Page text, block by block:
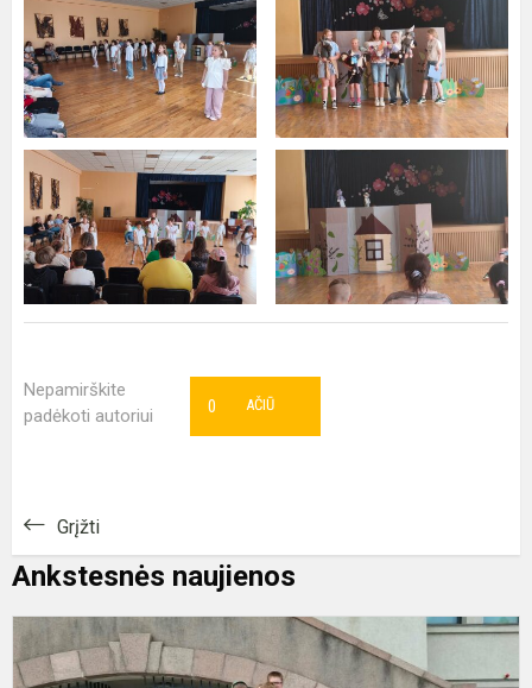
Nepamirškite
padėkoti autoriui
AČIŪ
0
Grįžti
Ankstesnės naujienos